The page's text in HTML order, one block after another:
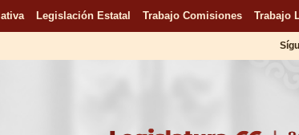
Legislación Estatal Trabajo Comisiones Trabajo